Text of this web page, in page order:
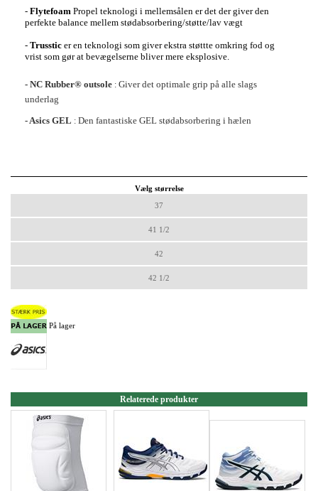
- Flytefoam Propel teknologi i mellemsålen er det der giver den
perfekte balance mellem stødabsorbering/støtte/lav vægt
- Trusstic er en teknologi som giver ekstra støttte omkring fod og
vrist som gør at bevægelserne bliver mere eksplosive.
- NC Rubber® outsole : Giver det optimale grip på alle slags
underlag
- Asics GEL : Den fantastiske GEL stødabsorbering i hælen
Vælg størrelse
37
41 1/2
42
42 1/2
På lager
Relaterede produkter